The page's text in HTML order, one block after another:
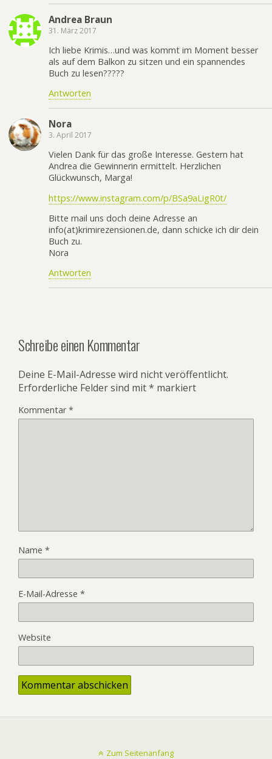
Andrea Braun
31. März 2017
Ich liebe Krimis…und was kommt im Moment besser
als auf dem Balkon zu sitzen und ein spannendes
Buch zu lesen?????
Antworten
Nora
3. April 2017
Vielen Dank für das große Interesse. Gestern hat
Andrea die Gewinnerin ermittelt. Herzlichen
Glückwunsch, Marga!
https://www.instagram.com/p/BSa9aLigR0t/
Bitte mail uns doch deine Adresse an
info(at)krimirezensionen.de, dann schicke ich dir dein
Buch zu.
Nora
Antworten
Schreibe einen Kommentar
Deine E-Mail-Adresse wird nicht veröffentlicht.
Erforderliche Felder sind mit* markiert
Kommentar*
Name *
E-Mail-Adresse *
Website
Zum Seitenanfang